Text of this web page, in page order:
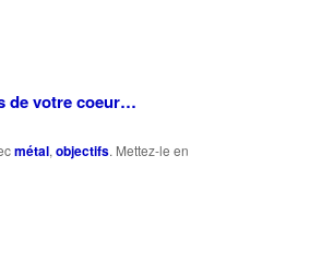
de votre coeur…
métal, objectifs. Mettez-le en